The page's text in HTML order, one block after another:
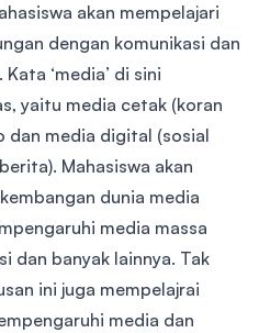
akan mempelajari
dengan komunikasi dan
‘media’ di sini
yaitu media cetak (koran
dan media digital (sosial
Mahasiswa akan
dunia media
media massa
dan banyak lainnya. Tak
ini juga mempelajrai
media dan